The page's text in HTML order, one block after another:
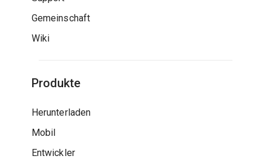
Gemeinschaft
Wiki
Produkte
Herunterladen
Mobil
Entwickler